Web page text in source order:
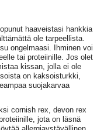
haaveistasi hankkia
ole tarpeellista.
ongelmaasi. Ihminen voi
tai proteiinille. Jos olet
kissan, jolla ei ole
on kaksoisturkki,
suojakarvaa
cornish rex, devon rex
jota on läsnä